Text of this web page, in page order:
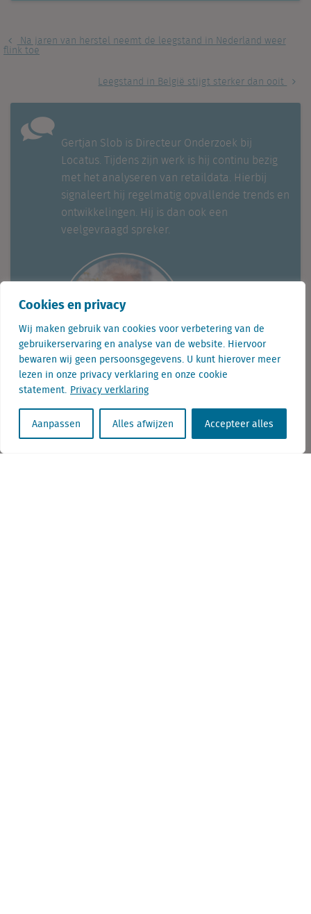
Cookies en privacy
Wij maken gebruik van cookies voor verbetering van de
gebruikerservaring en analyse van de website. Hiervoor
bewaren wij geen persoonsgegevens. U kunt hierover meer
lezen in onze privacy verklaring en onze cookie
statement. Privacy verklaring
Aanpassen Alles afwijzen Accepteer alles
Na jaren van herstel neemt de leegstand in Nederland weer
flink toe
Leegstand in België stijgt sterker dan ooit
Gertjan Slob is Directeur Onderzoek bij
Locatus. Tijdens zijn werk is hij continu bezig
met het analyseren van retaildata. Hierbij
signaleert hij regelmatig opvallende trends en
ontwikkelingen. Hij is dan ook een
veelgevraagd spreker.
Telefoon: +31(0) 85 760 3283
E-mail: gertjan.slob@locatus.com